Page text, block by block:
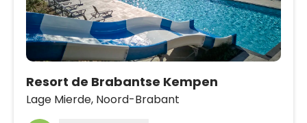
Resort de Brabantse Kempen
Lage Mierde, Noord-Brabant